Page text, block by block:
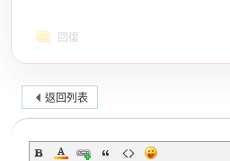
回復
返回列表